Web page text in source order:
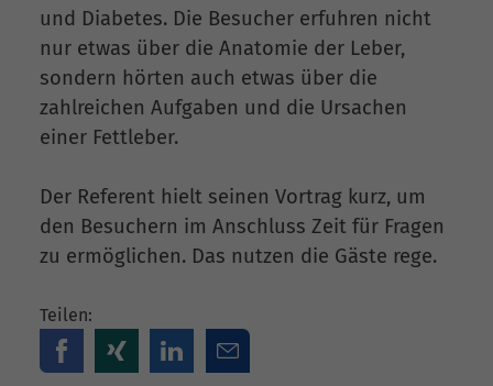
und Diabetes. Die Besucher erfuhren nicht
nur etwas über die Anatomie der Leber,
sondern hörten auch etwas über die
zahlreichen Aufgaben und die Ursachen
einer Fettleber.
Der Referent hielt seinen Vortrag kurz, um
den Besuchern im Anschluss Zeit für Fragen
zu ermöglichen. Das nutzen die Gäste rege.
Teilen: